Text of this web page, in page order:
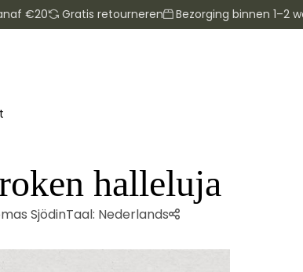
€20 Gratis retourneren Bezorging binnen 1–2
halleluja
SjödinTaal: Nederlands